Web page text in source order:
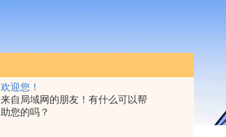
欢迎您！
来自局域网的朋友！有什么可以帮
助您的吗？